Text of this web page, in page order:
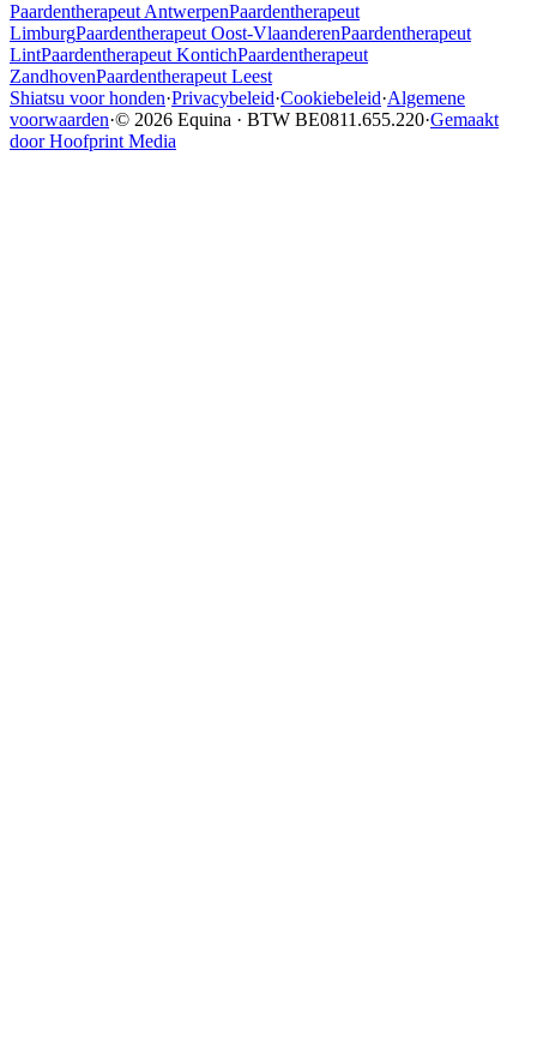
Paardentherapeut AntwerpenPaardentherapeut
LimburgPaardentherapeut Oost-VlaanderenPaardentherapeut
LintPaardentherapeut KontichPaardentherapeut
ZandhovenPaardentherapeut Leest
Shiatsu voor honden·Privacybeleid·Cookiebeleid·Algemene
voorwaarden·© 2026 Equina · BTW BE0811.655.220·Gemaakt
door Hoofprint Media